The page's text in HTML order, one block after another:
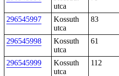
utca
296545997
Kossuth
utca
83
296545998
Kossuth
utca
61
296545999
Kossuth
utca
112